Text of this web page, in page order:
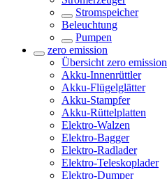
Stromspeicher
Beleuchtung
Pumpen
zero emission
Übersicht zero emission
Akku-Innenrüttler
Akku-Flügelglätter
Akku-Stampfer
Akku-Rüttelplatten
Elektro-Walzen
Elektro-Bagger
Elektro-Radlader
Elektro-Teleskoplader
Elektro-Dumper